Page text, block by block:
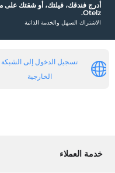
خدمات التنظيف
غسيل ملابس
عاجز
منحدر للمعاقين
طبيب (عشرة مواقع)
أدرج فندقك، فيلتك، أو شقتك على
Otelz.
الاشتراك السهل والخدمة الذاتية
تسجيل الدخول إلى الشبكة
الخارجية
خدمة العملاء